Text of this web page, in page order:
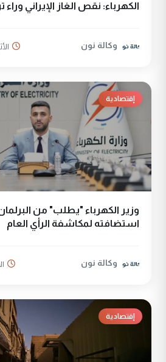
الكهرباء: نقص الغاز الإيراني وراء
وكالة نون
إقتصادية
وزير الكهرباء "يطلب" من
استضافته لمكاشفة الرأي العام
وكالة نون
إقتصادية